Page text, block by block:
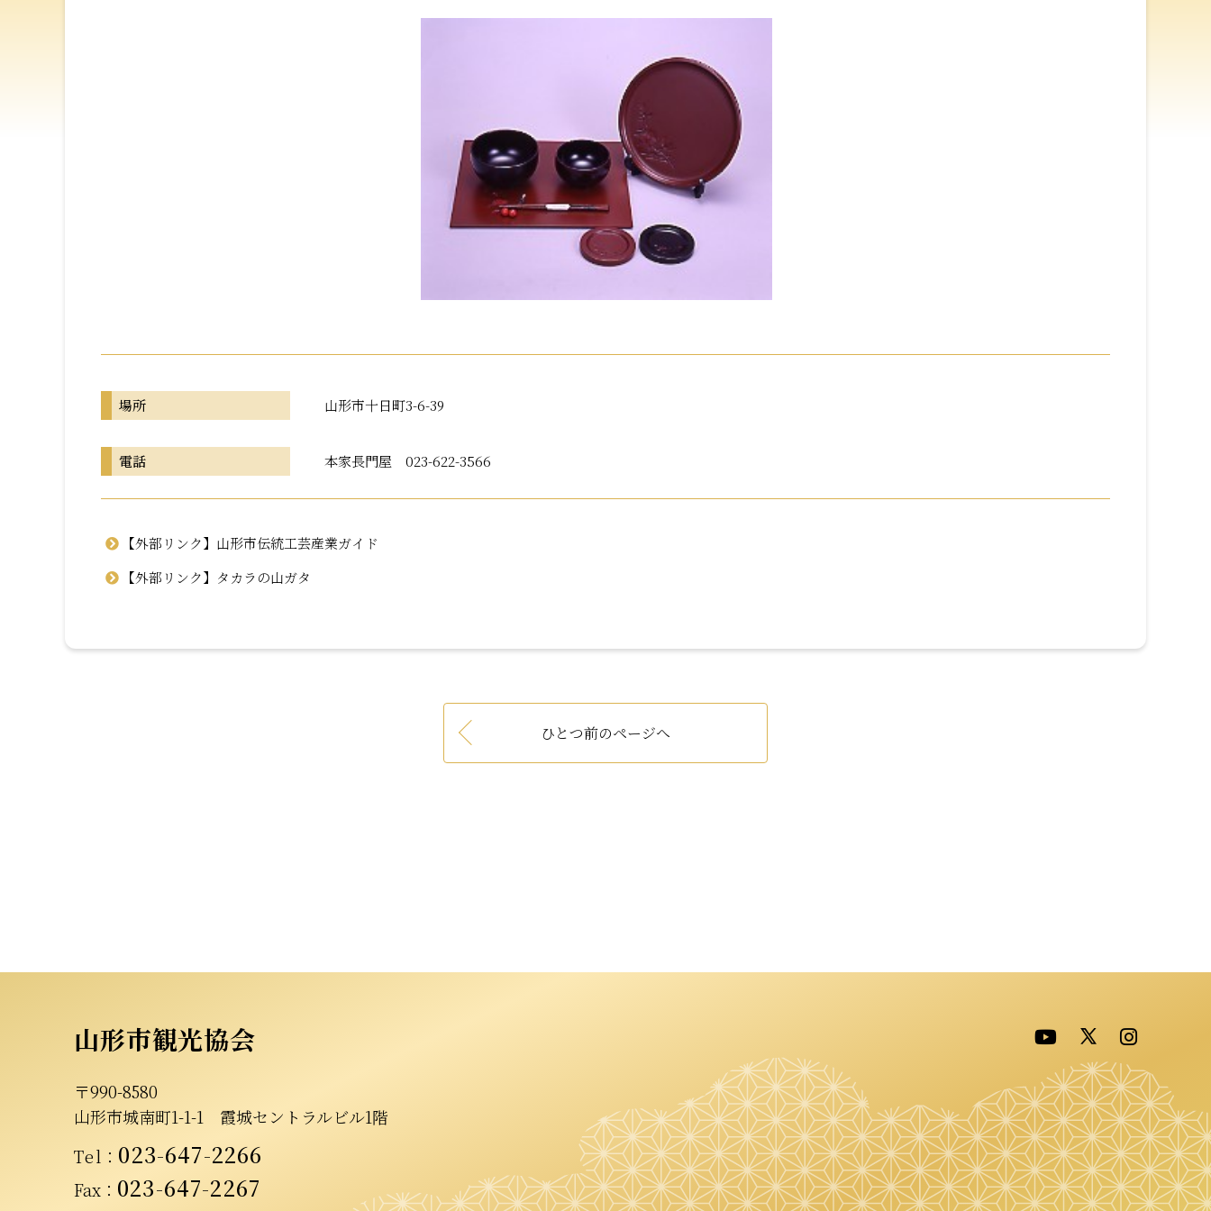
場所 山形市十日町3-6-39
電話 本家長門屋 023-622-3566
【外部リンク】山形市伝統工芸産業ガイド
【外部リンク】タカラの山ガタ
ひとつ前のページへ
山形市観光協会
〒990-8580
山形市城南町1-1-1 霞城セントラルビル1階
Tel ： 023-647-2266
Fax： 023-647-2267